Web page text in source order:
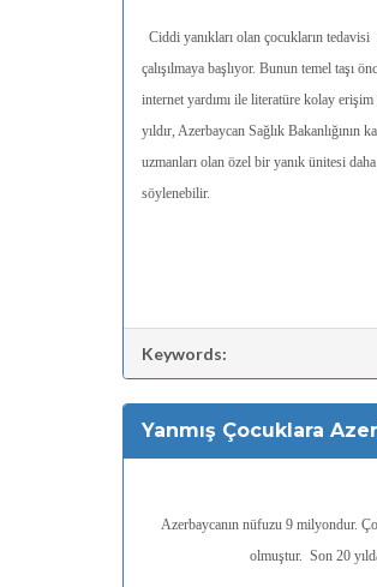
Ciddi yanıkları olan çocukların
çalışılmaya başlıyor. Bunun temel taşı
internet yardımı ile literatüre kolay
yıldır, Azerbaycan Sağlık
uzmanları olan özel bir yanık ünitesi
söylenebilir.
Keywords:
Yanmış Çocuklara
Azerbaycanın nüfuzu 9 milyondur.
olmuştur. Son 20